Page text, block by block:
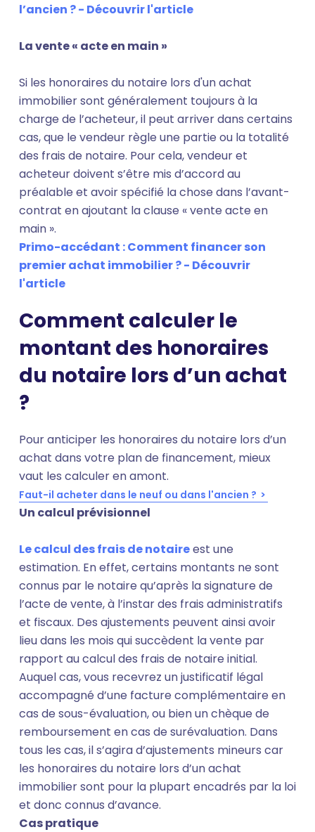
l’ancien ? - Découvrir l'article
La vente « acte en main »
Si les honoraires du notaire lors d'un achat
immobilier sont généralement toujours à la
charge de l’acheteur, il peut arriver dans certains
cas, que le vendeur règle une partie ou la totalité
des frais de notaire. Pour cela, vendeur et
acheteur doivent s’être mis d’accord au
préalable et avoir spécifié la chose dans l’avant-
contrat en ajoutant la clause « vente acte en
main ».
Primo-accédant : Comment financer son
premier achat immobilier ? - Découvrir
l'article
Comment calculer le
montant des honoraires
du notaire lors d’un achat
?
Pour anticiper les honoraires du notaire lors d’un
achat dans votre plan de financement, mieux
vaut les calculer en amont.
Faut-il acheter dans le neuf ou dans l'ancien ?
Un calcul prévisionnel
Le calcul des frais de notaireest une
estimation. En effet, certains montants ne sont
connus par le notaire qu’après la signature de
l’acte de vente, à l’instar des frais administratifs
et fiscaux. Des ajustements peuvent ainsi avoir
lieu dans les mois qui succèdent la vente par
rapport au calcul des frais de notaire initial.
Auquel cas, vous recevrez un justificatif légal
accompagné d’une facture complémentaire en
cas de sous-évaluation, ou bien un chèque de
remboursement en cas de surévaluation. Dans
tous les cas, il s’agira d’ajustements mineurs car
les honoraires du notaire lors d’un achat
immobilier sont pour la plupart encadrés par la loi
et donc connus d’avance.
Cas pratique